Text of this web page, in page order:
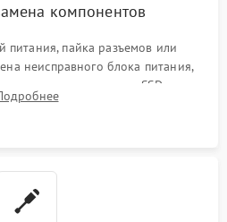
компонентов
питания, пайка разъемов или
неисправного блока питания,
или установка нового SSD для
скорости работы системы.